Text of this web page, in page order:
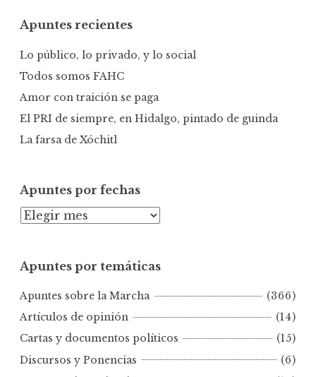
r
Apuntes recientes
Lo público, lo privado, y lo social
Todos somos FAHC
Amor con traición se paga
El PRI de siempre, en Hidalgo, pintado de guinda
La farsa de Xóchitl
Apuntes por fechas
A
n
e
s
p
r
Apuntes por temáticas
Apuntes sobre la Marcha
(366)
Artículos de opinión
(14)
Cartas y documentos políticos
(15)
Discursos y Ponencias
(6)